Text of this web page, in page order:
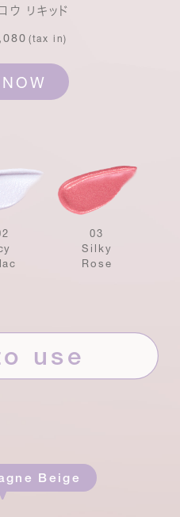
ウ リキッド
(tax in)
03
Silky
Rose
use
Beige